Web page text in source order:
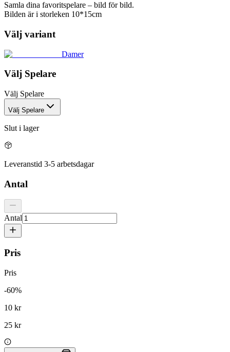
Samla dina favoritspelare – bild för bild.
Bilden är i storleken 10*15cm
Välj variant
Damer
Välj Spelare
Välj Spelare
Välj Spelare
Slut i lager
Leveranstid 3-5 arbetsdagar
Antal
Antal
Pris
Pris
-60%
10 kr
25 kr